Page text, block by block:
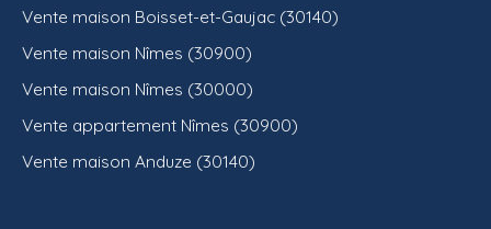
Vente maison Boisset-et-Gaujac (30140)
Vente maison Nîmes (30900)
Vente maison Nîmes (30000)
Vente appartement Nîmes (30900)
Vente maison Anduze (30140)